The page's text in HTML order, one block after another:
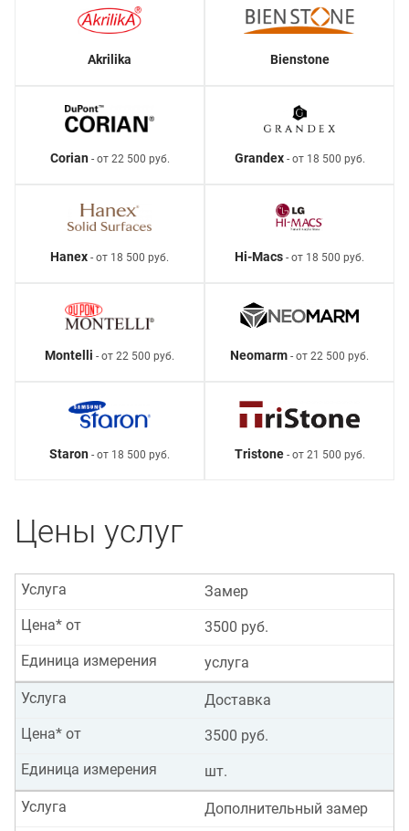
Akrilika Bienstone
Corian- от 22 500 руб. Grandex- от 18 500 руб.
Hanex - от 18 500 руб. Hi-Macs - от 18 500 руб.
Montelli - от 22 500 руб. Neomarm - от 22 500 руб.
Staron - от 18 500 руб. Tristone- от 21 500 руб.
Цены услуг
Замер
Услуга
3500 руб.
Цена* от
услуга
Единица измерения
Доставка
Услуга
3500 руб.
Цена* от
шт.
Единица измерения
Дополнительный замер
Услуга